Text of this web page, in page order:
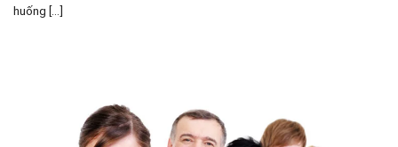
huống [...]